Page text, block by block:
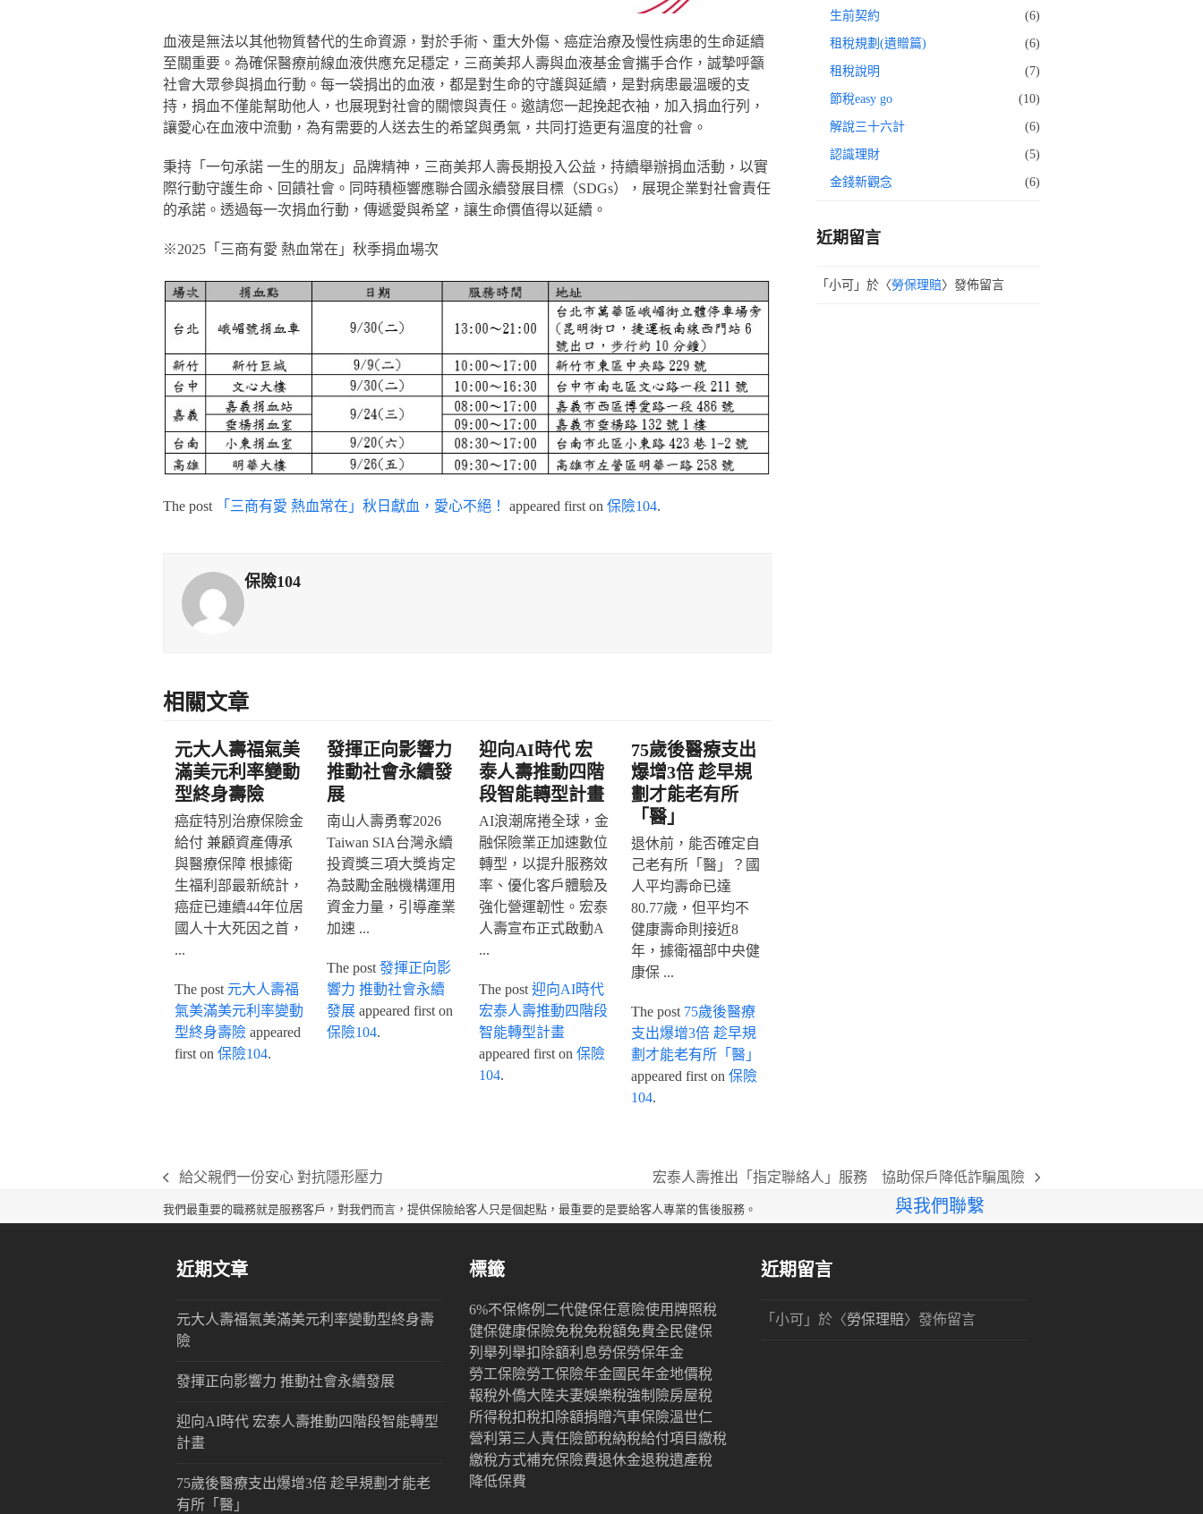
血液是無法以其他物質替代的生命資源，對於手術、重大外傷、癌症治療及慢性病患的生命延續
至關重要。為確保醫療前線血液供應充足穩定，三商美邦人壽與血液基金會攜手合作，誠摯呼籲
社會大眾參與捐血行動。每一袋捐出的血液，都是對生命的守護與延續，是對病患最溫暖的支
持，捐血不僅能幫助他人，也展現對社會的關懷與責任。邀請您一起挽起衣袖，加入捐血行列，
讓愛心在血液中流動，為有需要的人送去生的希望與勇氣，共同打造更有溫度的社會。
秉持「一句承諾 一生的朋友」品牌精神，三商美邦人壽長期投入公益，持續舉辦捐血活動，以實
際行動守護生命、回饋社會。同時積極響應聯合國永續發展目標（SDGs），展現企業對社會責任
的承諾。透過每一次捐血行動，傳遞愛與希望，讓生命價值得以延續。
※2025「三商有愛 熱血常在」秋季捐血場次
The post 「三商有愛 熱血常在」秋日獻血，愛心不絕！ appeared first on 保險104.
保險104
相關文章
元大人壽福氣美
滿美元利率變動
型終身壽險
癌症特別治療保險金
給付 兼顧資產傳承
與醫療保障 根據衛
生福利部最新統計，
癌症已連續44年位居
國人十大死因之首，
...
The post 元大人壽福
氣美滿美元利率變動
型終身壽險appeared
first on 保險104.
發揮正向影響力
推動社會永續發
展
南山人壽勇奪2026
Taiwan SIA台灣永續
投資獎三項大獎肯定
為鼓勵金融機構運用
資金力量，引導產業
加速 ...
The post 發揮正向影
響力 推動社會永續
發展appeared first on
保險104.
迎向AI時代 宏
泰人壽推動四階
段智能轉型計畫
AI浪潮席捲全球，金
融保險業正加速數位
轉型，以提升服務效
率、優化客戶體驗及
強化營運韌性。宏泰
人壽宣布正式啟動A
...
The post 迎向AI時代
宏泰人壽推動四階段
智能轉型計畫
appeared first on 保險
104.
75歲後醫療支出
爆增3倍 趁早規
劃才能老有所
「醫」
退休前，能否確定自
己老有所「醫」？國
人平均壽命已達
80.77歲，但平均不
健康壽命則接近8
年，據衛福部中央健
康保 ...
The post 75歲後醫療
支出爆增3倍 趁早規
劃才能老有所「醫」
appeared first on 保險
104.
生前契約 (6)
租稅規劃(遺贈篇) (6)
租稅說明 (7)
節稅easy go (10)
解說三十六計 (6)
認識理財 (5)
金錢新觀念 (6)
近期留言
「 小可 」於〈勞保理賠〉發佈留言
previous
post:
給父親們一份安心 對抗隱形壓力
next
post:
宏泰人壽推出「指定聯絡人」服務 協助保戶降低詐騙風險
我們最重要的職務就是服務客戶，對我們而言，提供保險給客人只是個起點，最重要的是要給客人專業的售後服務。 與我們聯繫
近期文章
元大人壽福氣美滿美元利率變動型終身壽
險
發揮正向影響力 推動社會永續發展
迎向AI時代 宏泰人壽推動四階段智能轉型
計畫
75歲後醫療支出爆增3倍 趁早規劃才能老
有所「醫」
標籤
6%不保條例 二代健保任意險使用牌照稅
健保健康保險免稅免稅額免費全民健保
列舉列舉扣除額利息勞保勞保年金
勞工保險勞工保險年金國民年金地價稅
報稅外僑大陸夫妻娛樂稅強制險房屋稅
所得稅扣稅扣除額捐贈汽車保險溫世仁
營利 第三人責任險節稅納稅給付項目 繳稅
繳稅方式補充保險費退休金退稅遺產稅
降低保費
近期留言
「小可 」於〈勞保理賠〉發佈留言